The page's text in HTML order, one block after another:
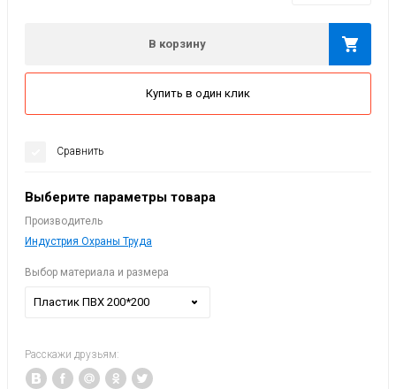
В корзину
Купить в один клик
Сравнить
Выберите параметры товара
Производитель
Индустрия Охраны Труда
Выбор материала и размера
Пластик ПВХ 200*200
Расскажи друзьям: